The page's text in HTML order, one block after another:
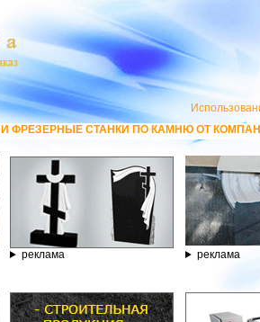
ОТ КОМПАНИИ ГРАВЁР - ТЕЛЕФОН
реклама реклама